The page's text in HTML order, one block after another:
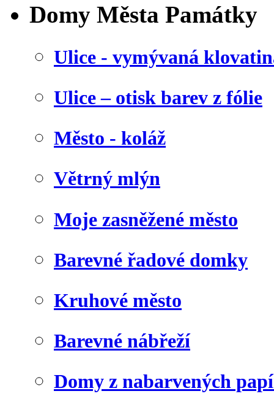
Domy Města Památky
Ulice - vymývaná
Ulice – otisk barev z fólie
Město - koláž
Větrný mlýn
Moje zasněžené město
Barevné řadové domky
Kruhové město
Barevné nábřeží
Domy z nabarvených